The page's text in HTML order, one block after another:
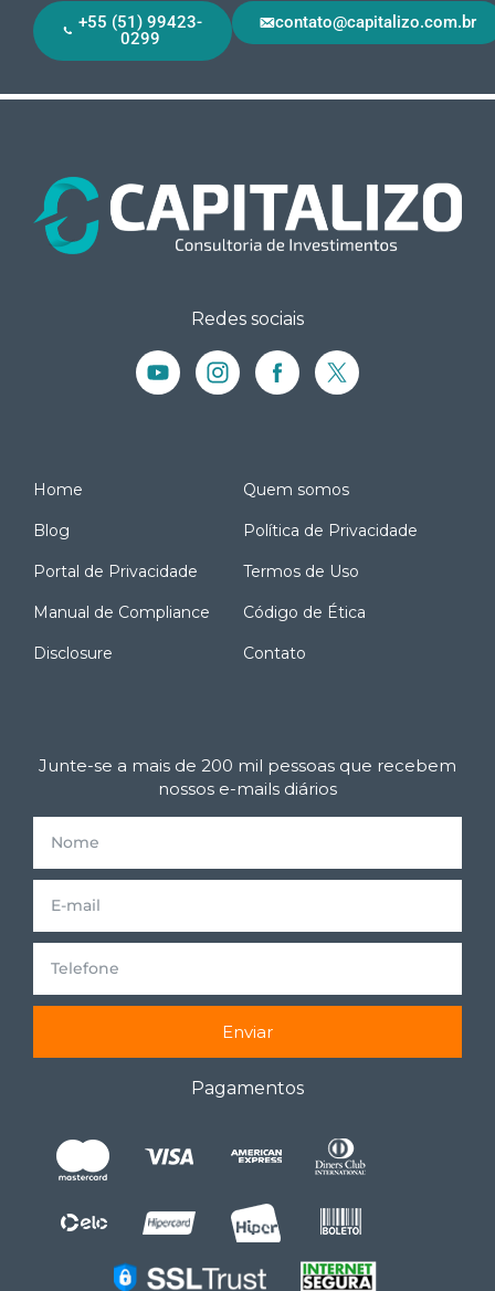
+55 (51) 99423-
0299
contato@capitalizo.com.br
Redes sociais
Home Quem somos
Blog Política de Privacidade
Portal de Privacidade Termos de Uso
Manual de Compliance Código de Ética
Disclosure Contato
Junte-se a mais de 200 mil pessoas que recebem
nossos e-mails diários
Enviar
Pagamentos